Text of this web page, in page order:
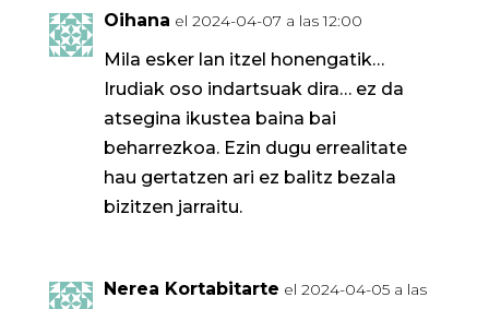
Oihana el 2024-04-07 a las 12:00
Mila esker lan itzel honengatik…
Irudiak oso indartsuak dira… ez da
atsegina ikustea baina bai
beharrezkoa. Ezin dugu errealitate
hau gertatzen ari ez balitz bezala
bizitzen jarraitu.
Nerea Kortabitarte el 2024-04-05 a las